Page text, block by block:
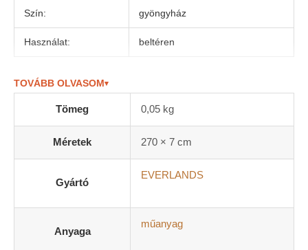
Szín: gyöngyház
Használat: beltéren
TOVÁBB OLVASOM▾
Tömeg 0,05 kg
Méretek 270 × 7 cm
Gyártó
EVERLANDS
Anyaga
műanyag